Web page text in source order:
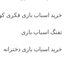
خرید اسباب بازی فکری
تفنگ اسباب بازی
خرید اسباب بازی دخترانه